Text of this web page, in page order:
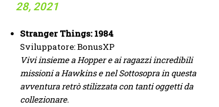
28, 2021
Stranger Things: 1984
Sviluppatore: BonusXP
Vivi insieme a Hopper e ai ragazzi incredibili
missioni a Hawkins e nel Sottosopra in questa
avventura retrò stilizzata con tanti oggetti da
collezionare.